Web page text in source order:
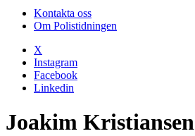
Kontakta oss
Om Polistidningen
X
Instagram
Facebook
Linkedin
Joakim Kristiansen